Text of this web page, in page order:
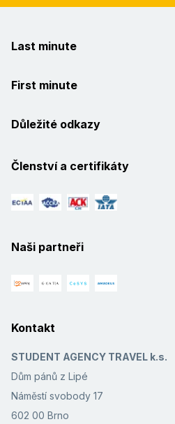
Last minute
First minute
Důležité odkazy
Členství a certifikáty
Naši partneři
Kontakt
STUDENT AGENCY TRAVEL k.s.
Dům pánů z Lipé
Náměstí svobody 17
602 00 Brno